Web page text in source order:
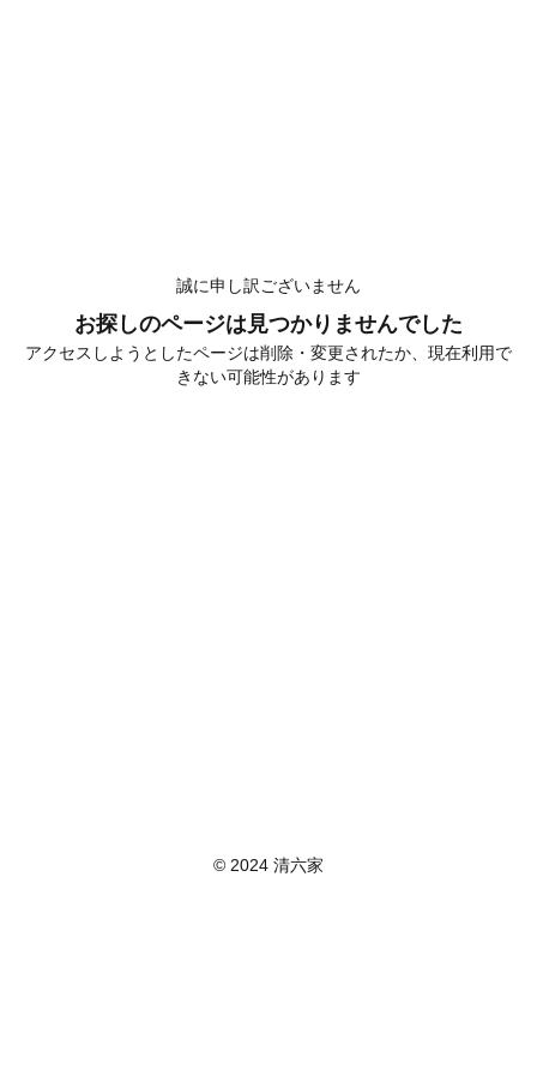
誠に申し訳ございません
お探しのページは見つかりませんでした
アクセスしようとしたページは削除・変更されたか、現在利用で
きない可能性があります
© 2024 清六家